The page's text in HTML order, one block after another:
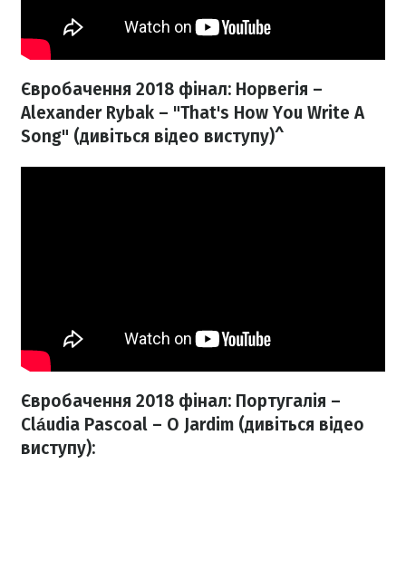
Євробачення 2018 фінал: Норвегія –
Alexander Rybak – "That's How You Write А
Song" (дивіться відео виступу)^
Євробачення 2018 фінал: Португалія –
Cláudia Pascoal – O Jardim (дивіться відео
виступу):